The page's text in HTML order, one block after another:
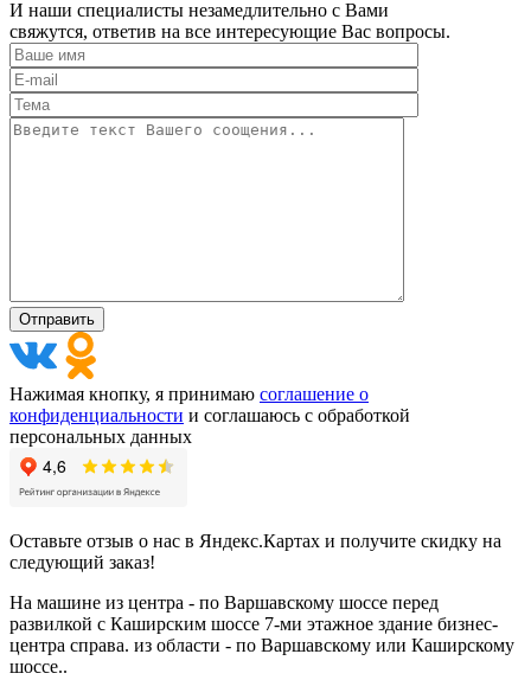
И наши специалисты незамедлительно с Вами
свяжутся, ответив на все интересующие Вас вопросы.
Нажимая кнопку, я принимаю соглашение о
конфиденциальности и соглашаюсь с обработкой
персональных данных
Оставьте отзыв о нас в Яндекс.Картах и получите скидку на
следующий заказ!
На машине из центра - по Варшавскому шоссе перед
развилкой с Каширским шоссе 7-ми этажное здание бизнес-
центра справа. из области - по Варшавскому или Каширскому
шоссе..